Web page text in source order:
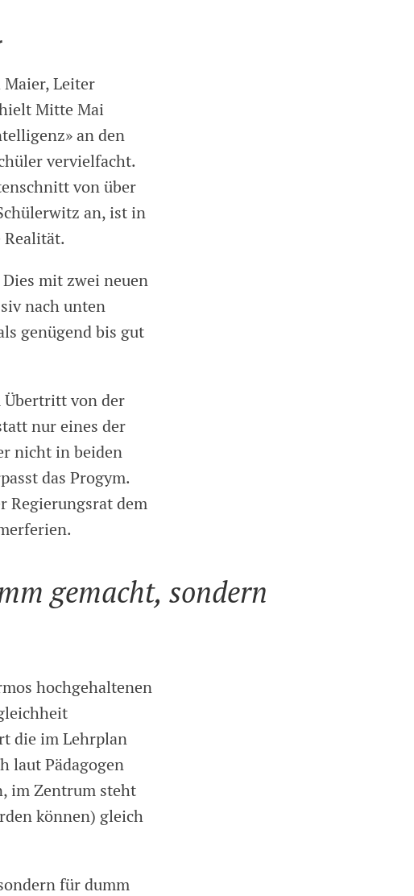
Leiter
Mitte Mai
an den
vervielfacht.
von über
an, ist in
Realität.
mit zwei neuen
nach unten
genügend bis gut
Übertritt von der
nur eines der
nicht in beiden
das Progym.
Regierungsrat dem
gemacht, sondern
hochgehaltenen
die im Lehrplan
laut Pädagogen
im Zentrum steht
können) gleich
für dumm